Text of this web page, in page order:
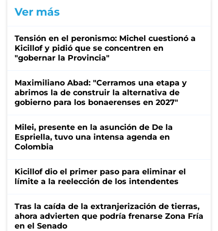
Ver más
Tensión en el peronismo: Michel cuestionó a
Kicillof y pidió que se concentren en
"gobernar la Provincia"
Maximiliano Abad: "Cerramos una etapa y
abrimos la de construir la alternativa de
gobierno para los bonaerenses en 2027"
Milei, presente en la asunción de De la
Espriella, tuvo una intensa agenda en
Colombia
Kicillof dio el primer paso para eliminar el
límite a la reelección de los intendentes
Tras la caída de la extranjerización de tierras,
ahora advierten que podría frenarse Zona Fría
en el Senado